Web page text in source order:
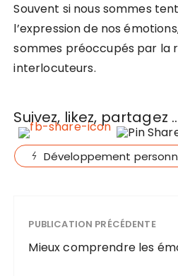
Souvent si nous sommes
l’expression de nos
sommes préoccupés par la
interlocuteurs.
Suivez, likez, partagez
Développement
PUBLICATION PRÉCÉDENTE
Mieux comprendre les